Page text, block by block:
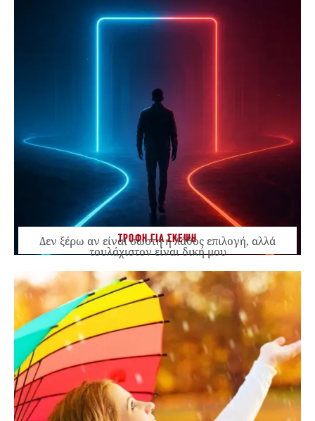
ΤΡΟΦΗ ΓΙΑ ΣΚΕΨΗ
Δεν ξέρω αν είναι σωστή ή λάθος επιλογή, αλλά
τουλάχιστον είναι δική μου